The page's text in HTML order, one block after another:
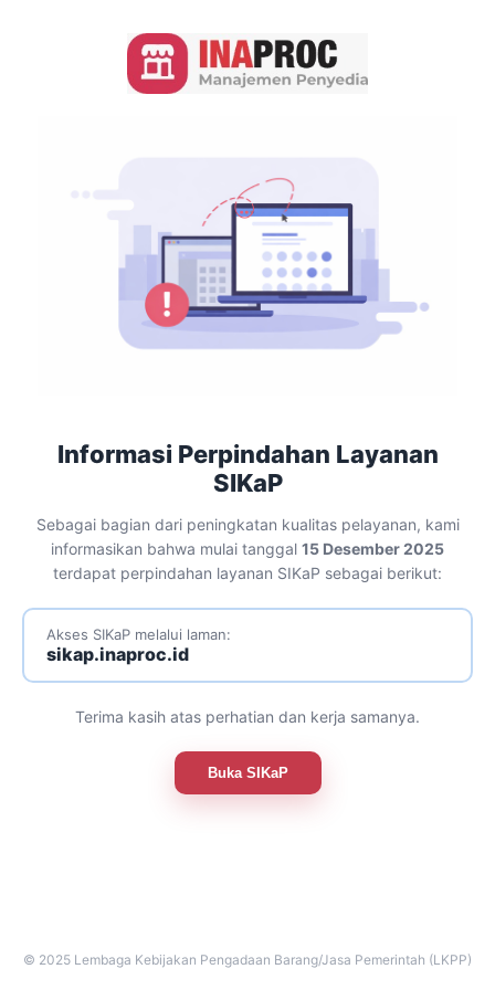
Informasi Perpindahan Layanan
SIKaP
Sebagai bagian dari peningkatan kualitas pelayanan, kami
informasikan bahwa mulai tanggal 15 Desember 2025
terdapat perpindahan layanan SIKaP sebagai berikut:
Akses SIKaP melalui laman:
sikap.inaproc.id
Terima kasih atas perhatian dan kerja samanya.
Buka SIKaP
© 2025 Lembaga Kebijakan Pengadaan Barang/Jasa Pemerintah (LKPP)